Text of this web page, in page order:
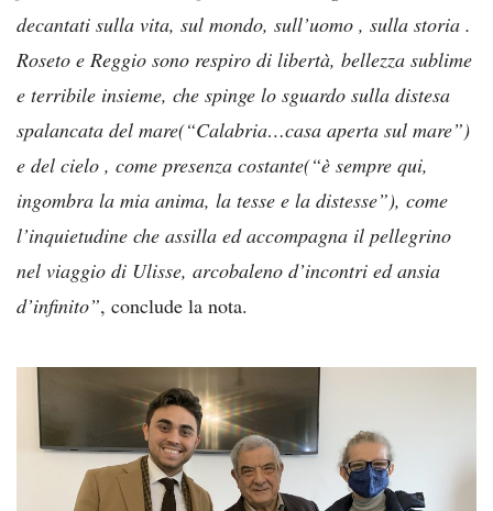
decantati sulla vita, sul mondo, sull’uomo , sulla storia .
Roseto e Reggio sono respiro di libertà, bellezza sublime
e terribile insieme, che spinge lo sguardo sulla distesa
spalancata del mare(“Calabria…casa aperta sul mare”)
e del cielo , come presenza costante(“è sempre qui,
ingombra la mia anima, la tesse e la distesse”), come
l’inquietudine che assilla ed accompagna il pellegrino
nel viaggio di Ulisse, arcobaleno d’incontri ed ansia
d’infinito”, conclude la nota.